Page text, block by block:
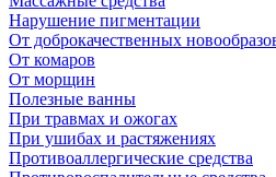
Нарушение пигментации
От доброкачественных
От комаров
От морщин
Полезные ванны
При травмах и ожогах
При ушибах и растяжениях
Противоаллергические средства